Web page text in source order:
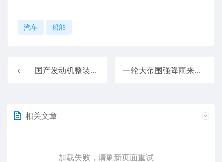
汽车 船舶
国产发动机整装待发！中国商飞新动作：C929项目合作开始启动 一轮大范围强降雨来了：多地将会出现大到暴雨
相关文章
加载失败，请刷新页面重试